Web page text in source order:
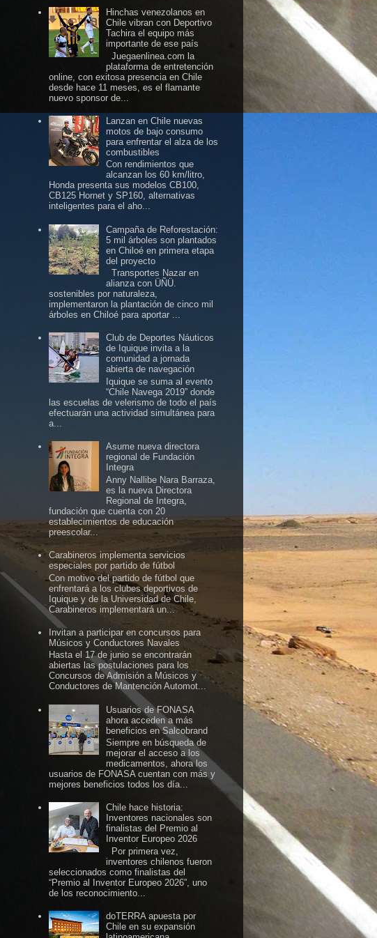
Hinchas venezolanos en
Chile vibran con Deportivo
Tachira el equipo más
importante de ese país
Juegaenlinea.com la
plataforma de entretención
online, con exitosa presencia en Chile
desde hace 11 meses, es el flamante
nuevo sponsor de...
Lanzan en Chile nuevas
motos de bajo consumo
para enfrentar el alza de los
combustibles
Con rendimientos que
alcanzan los 60 km/litro,
Honda presenta sus modelos CB100,
CB125 Hornet y SP160, alternativas
inteligentes para el aho...
Campaña de Reforestación:
5 mil árboles son plantados
en Chiloé en primera etapa
del proyecto
Transportes Nazar en
alianza con ÜÑÜ.
sostenibles por naturaleza,
implementaron la plantación de cinco mil
árboles en Chiloé para aportar ...
Club de Deportes Náuticos
de Iquique invita a la
comunidad a jornada
abierta de navegación
Iquique se suma al evento
“Chile Navega 2019” donde
las escuelas de velerismo de todo el país
efectuarán una actividad simultánea para
a...
Asume nueva directora
regional de Fundación
Integra
Anny Nallibe Nara Barraza,
es la nueva Directora
Regional de Integra,
fundación que cuenta con 20
establecimientos de educación
preescolar...
Carabineros implementa servicios
especiales por partido de fútbol
Con motivo del partido de fútbol que
enfrentará a los clubes deportivos de
Iquique y de la Universidad de Chile,
Carabineros implementará un...
Invitan a participar en concursos para
Músicos y Conductores Navales
Hasta el 17 de junio se encontrarán
abiertas las postulaciones para los
Concursos de Admisión a Músicos y
Conductores de Mantención Automot...
Usuarios de FONASA
ahora acceden a más
beneficios en Salcobrand
Siempre en búsqueda de
mejorar el acceso a los
medicamentos, ahora los
usuarios de FONASA cuentan con más y
mejores beneficios todos los día...
Chile hace historia:
Inventores nacionales son
finalistas del Premio al
Inventor Europeo 2026
Por primera vez,
inventores chilenos fueron
seleccionados como finalistas del
“Premio al Inventor Europeo 2026”, uno
de los reconocimiento...
doTERRA apuesta por
Chile en su expansión